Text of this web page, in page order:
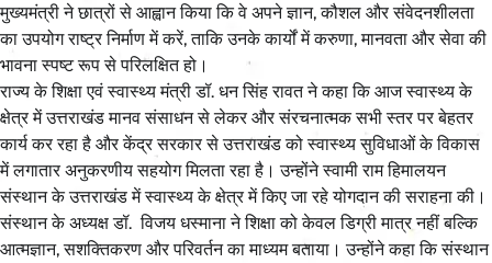
मुख्यमंत्री ने छात्रों से आह्वान किया कि वे अपने ज्ञान, कौशल और संवेदनशीलता
का उपयोग राष्ट्र निर्माण में करें, ताकि उनके कार्यों में करुणा, मानवता और सेवा की
भावना स्पष्ट रूप से परिलक्षित हो।
राज्य के शिक्षा एवं स्वास्थ्य मंत्री डॉ. धन सिंह रावत ने कहा कि आज स्वास्थ्य के
क्षेत्र में उत्तराखंड मानव संसाधन से लेकर और संरचनात्मक सभी स्तर पर बेहतर
कार्य कर रहा है और केंद्र सरकार से उत्तराखंड को स्वास्थ्य सुविधाओं के विकास
में लगातार अनुकरणीय सहयोग मिलता रहा है। उन्होंने स्वामी राम हिमालयन
संस्थान के उत्तराखंड में स्वास्थ्य के क्षेत्र में किए जा रहे योगदान की सराहना की।
संस्थान के अध्यक्ष डॉ. विजय धस्माना ने शिक्षा को केवल डिग्री मात्र नहीं बल्कि
आत्मज्ञान, सशक्तिकरण और परिवर्तन का माध्यम बताया। उन्होंने कहा कि संस्थान